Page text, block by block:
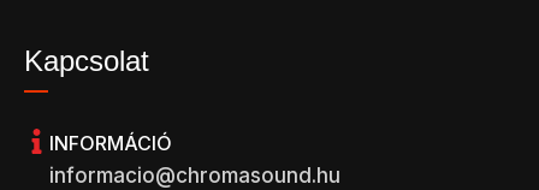
Kapcsolat
INFORMÁCIÓ
informacio@chromasound.hu